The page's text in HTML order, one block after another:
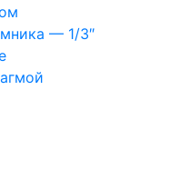
— 1/3″